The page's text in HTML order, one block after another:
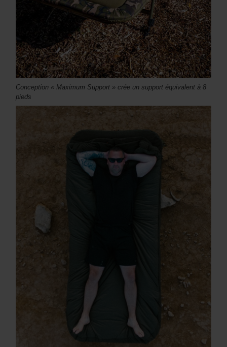
Conception « Maximum Support » crée un support équivalent à 8
pieds